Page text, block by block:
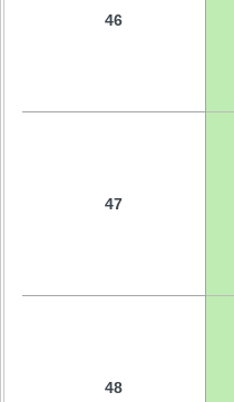
46
47
48